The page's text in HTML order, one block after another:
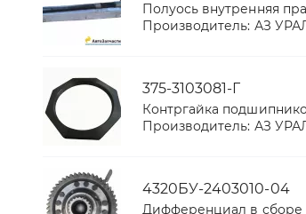
Полуось внутренняя
Производитель: АЗ
375-3103081-Г
Контргайка
Производитель: АЗ
4320БУ-2403010-04
Дифференциал в сборе